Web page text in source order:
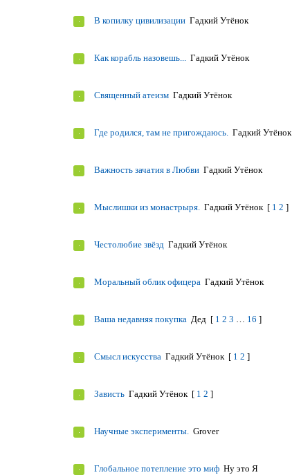
В копилку цивилизации Гадкий Утёнок
Как корабль назовешь... Гадкий Утёнок
Священный атеизм Гадкий Утёнок
Где родился, там не пригождаюсь. Гадкий Утёнок
Важность зачатия в Любви Гадкий Утёнок
Мыслишки из монастрыря. Гадкий Утёнок [ 1 2 ]
Честолюбие звёзд Гадкий Утёнок
Моральный облик офицера Гадкий Утёнок
Ваша недавняя покупка Дед [ 1 2 3 … 16 ]
Смысл искусства Гадкий Утёнок [ 1 2 ]
Зависть Гадкий Утёнок [ 1 2 ]
Научные эксперименты. Grover
Глобальное потепление это миф Ну это Я